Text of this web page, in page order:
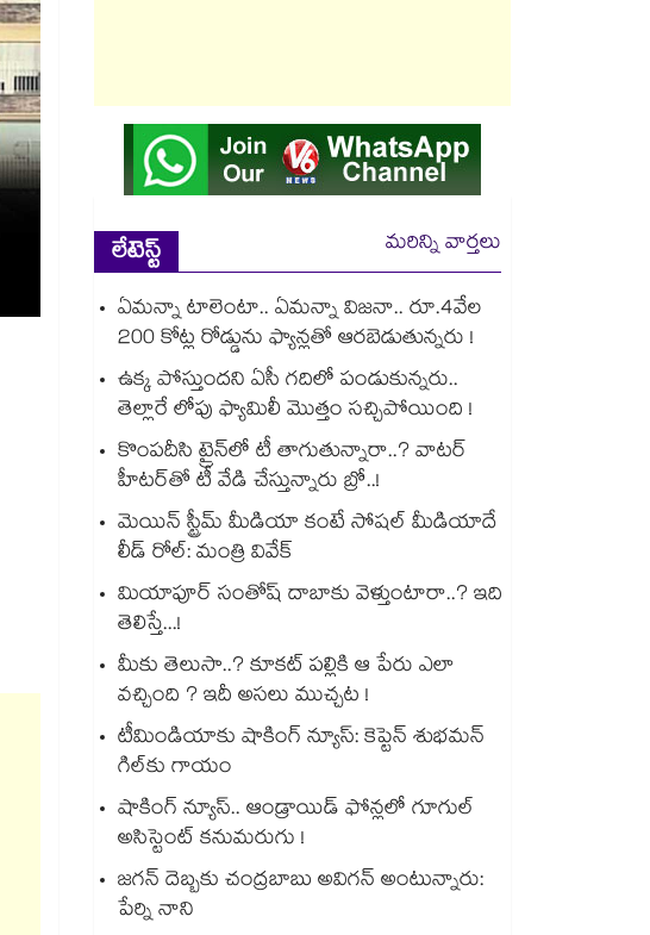
లేటెస్ట్
మరిన్ని వార్తలు
ఏమన్నా టాలెంటా.. ఏమన్నా విజనా.. రూ.4వేల
200 కోట్ల రోడ్డును ఫ్యాన్లతో ఆరబెడుతున్నరు !
ఉక్క పోస్తుందని ఏసీ గదిలో పండుకున్నరు..
తెల్లారే లోపు ఫ్యామిలీ మొత్తం సచ్చిపోయింది !
కొంపదీసి ట్రైన్⁬లో టీ తాగుతున్నారా..? వాటర్
హీటర్⁭⁭తో టీ వేడి చేస్తున్నారు బ్రో..!
మెయిన్ స్ట్రీమ్ మీడియా కంటే సోషల్ మీడియాదే
లీడ్ రోల్: మంత్రి వివేక్
మియాపూర్ సంతోష్ దాబాకు వెళ్తుంటారా..? ఇది
తెలిస్తే...!
మీకు తెలుసా..? కూకట్ పల్లికి ఆ పేరు ఎలా
వచ్చింది ? ఇదీ అసలు ముచ్చట !
టీమిండియాకు షాకింగ్ న్యూస్: కెప్టెన్ శుభమన్
గిల్‎కు గాయం
షాకింగ్ న్యూస్.. ఆండ్రాయిడ్ ఫోన్లలో గూగుల్
అసిస్టెంట్ కనుమరుగు !
జగన్ దెబ్బకు చంద్రబాబు అవిగన్ అంటున్నారు:
పేర్ని నాని